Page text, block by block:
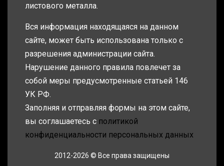
листового металла.
Вся информация находящаяся на данном
сайте, может быть использована только с
разрешения администрации сайта.
Нарушение данного правила повлечет за
собой меры предусмотренные статьей 146
УК РФ.
Заполняя и отправляя формы на этом сайте,
вы соглашаетесь с политикой
конфиденциальности персональных данных
2012-2026 © Все права защищены